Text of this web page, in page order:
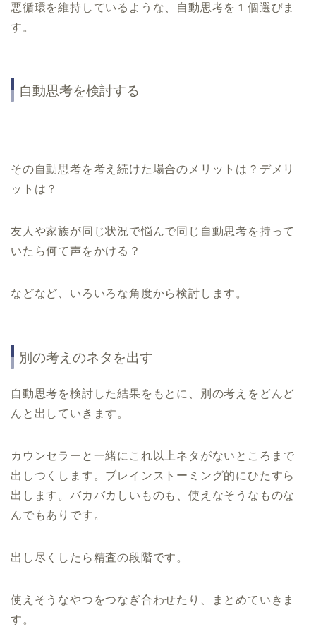
悪循環を維持しているような、自動思考を１個選びま
す。
自動思考を検討する
その自動思考を考え続けた場合のメリットは？デメリ
ットは？
友人や家族が同じ状況で悩んで同じ自動思考を持って
いたら何て声をかける？
などなど、いろいろな角度から検討します。
別の考えのネタを出す
自動思考を検討した結果をもとに、別の考えをどんど
んと出していきます。
カウンセラーと一緒にこれ以上ネタがないところまで
出しつくします。ブレインストーミング的にひたすら
出します。バカバカしいものも、使えなそうなものな
んでもありです。
出し尽くしたら精査の段階です。
使えそうなやつをつなぎ合わせたり、まとめていきま
す。